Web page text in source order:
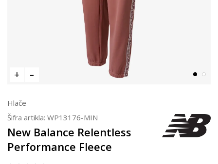
Hlače
Šifra artikla: WP13176-MIN
New Balance Relentless
Performance Fleece